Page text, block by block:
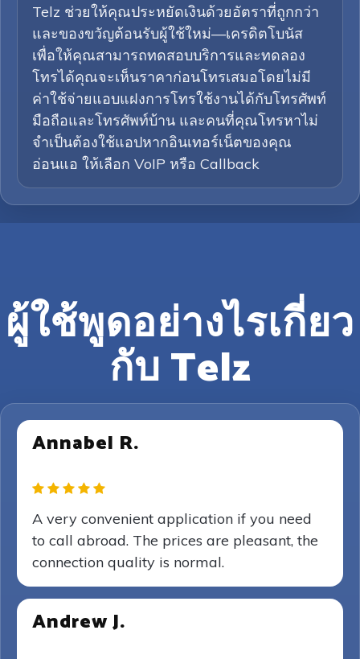
Telz ช่วยให้คุณประหยัดเงินด้วยอัตราที่ถูกกว่า
และของขวัญต้อนรับผู้ใช้ใหม่—เครดิตโบนัส
เพื่อให้คุณสามารถทดสอบบริการและทดลอง
โทรได้คุณจะเห็นราคาก่อนโทรเสมอโดยไม่มี
ค่าใช้จ่ายแอบแฝงการโทรใช้งานได้กับโทรศัพท์
มือถือและโทรศัพท์บ้าน และคนที่คุณโทรหาไม่
จำเป็นต้องใช้แอปหากอินเทอร์เน็ตของคุณ
อ่อนแอ ให้เลือก VoIP หรือ Callback
ผู้ใช้พูดอย่างไรเกี่ยว
กับ Telz
Annabel R.
A very convenient application if you need
to call abroad. The prices are pleasant, the
connection quality is normal.
Andrew J.